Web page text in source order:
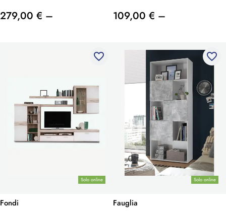
279,00 € – 109,00 € –
Solo online
favorite_border
Fondi
Solo online
favorite_border
Fauglia